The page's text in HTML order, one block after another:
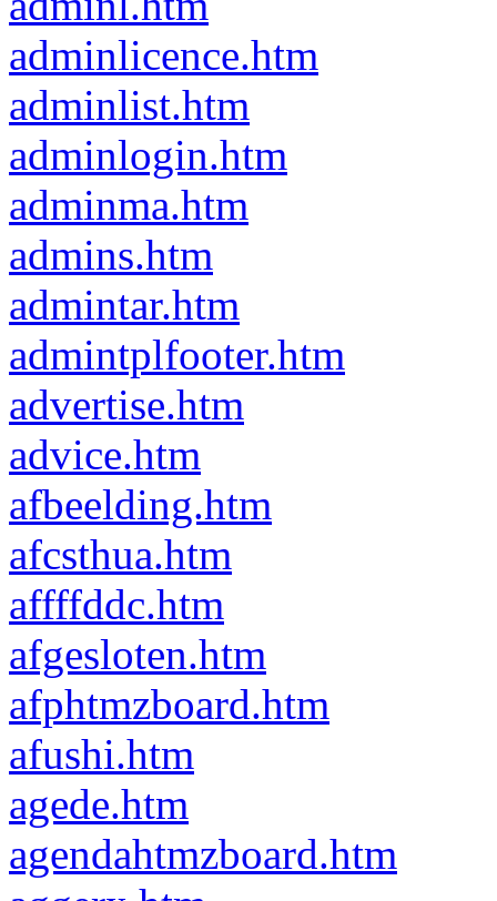
adminlicence.htm
adminlist.htm
adminlogin.htm
adminma.htm
admins.htm
admintar.htm
admintplfooter.htm
advertise.htm
advice.htm
afbeelding.htm
afcsthua.htm
affffddc.htm
afgesloten.htm
afphtmzboard.htm
afushi.htm
agede.htm
agendahtmzboard.htm